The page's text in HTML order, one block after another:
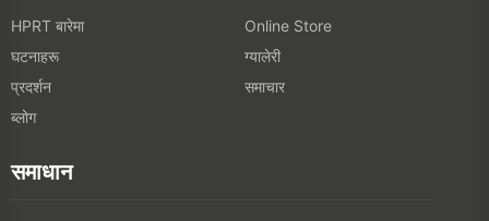
HPRT बारेमा
Online Store
घटनाहरू
ग्यालेरी
प्रदर्शन
समाचार
ब्लोग
समाधान